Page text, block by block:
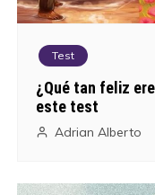
Test
¿Qué tan feliz
este test
Adrian Alberto